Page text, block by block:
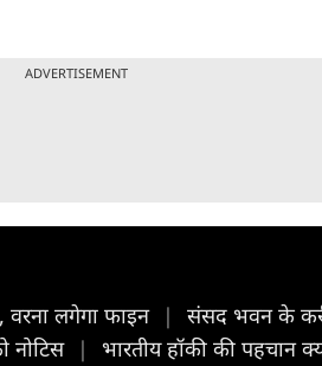
ADVERTISEMENT
लगेगा फाइन | संसद भवन के
नोटिस | भारतीय हॉकी की पहचान